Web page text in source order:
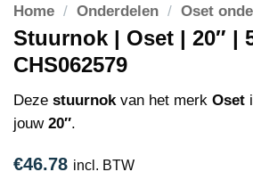
Home / Onderdelen / Oset
Stuurnok | Oset | 20″ |
CHS062579
Deze stuurnok van het merk Oset
jouw20″.
€46.78 incl. BTW